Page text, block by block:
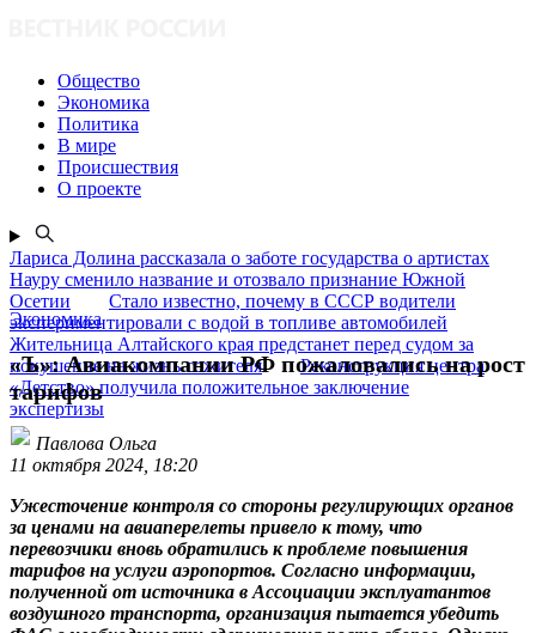
Общество
Экономика
Политика
В мире
Происшествия
О проекте
Лариса Долина рассказала о заботе государства о артистах
Науру сменило название и отозвало признание Южной
Осетии
Стало известно, почему в СССР водители
экспериментировали с водой в топливе автомобилей
Жительница Алтайского края предстанет перед судом за
покушение на жизнь сожителя
Реконструкция центра
«Детство» получила положительное заключение
экспертизы
Экономика
«Ъ»: Авиакомпании РФ пожаловались на рост
тарифов
Павлова Ольга
11 октября 2024, 18:20
Ужесточение контроля со стороны регулирующих органов
за ценами на авиаперелеты привело к тому, что
перевозчики вновь обратились к проблеме повышения
тарифов на услуги аэропортов. Согласно информации,
полученной от источника в Ассоциации эксплуатантов
воздушного транспорта, организация пытается убедить